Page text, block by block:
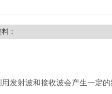
：
发射波和接收波会产生一定